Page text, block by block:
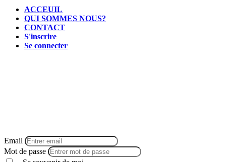
ACCEUIL
QUI SOMMES NOUS?
CONTACT
S'inscrire
Se connecter
Email
Mot de passe